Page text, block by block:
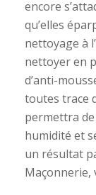
encore
qu’elles
nettoyage à
nettoyer en
d’anti-
toutes trace
permettra
humidité et
un résultat
Maçonnerie,